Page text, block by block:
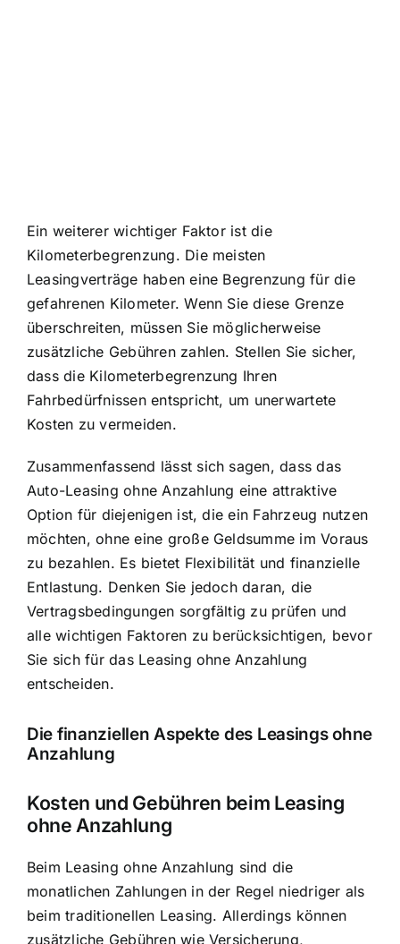
Ein weiterer wichtiger Faktor ist die
Kilometerbegrenzung. Die meisten
Leasingverträge haben eine Begrenzung für die
gefahrenen Kilometer. Wenn Sie diese Grenze
überschreiten, müssen Sie möglicherweise
zusätzliche Gebühren zahlen. Stellen Sie sicher,
dass die Kilometerbegrenzung Ihren
Fahrbedürfnissen entspricht, um unerwartete
Kosten zu vermeiden.
Zusammenfassend lässt sich sagen, dass das
Auto-Leasing ohne Anzahlung eine attraktive
Option für diejenigen ist, die ein Fahrzeug nutzen
möchten, ohne eine große Geldsumme im Voraus
zu bezahlen. Es bietet Flexibilität und finanzielle
Entlastung. Denken Sie jedoch daran, die
Vertragsbedingungen sorgfältig zu prüfen und
alle wichtigen Faktoren zu berücksichtigen, bevor
Sie sich für das Leasing ohne Anzahlung
entscheiden.
Die finanziellen Aspekte des Leasings ohne
Anzahlung
Kosten und Gebühren beim Leasing
ohne Anzahlung
Beim Leasing ohne Anzahlung sind die
monatlichen Zahlungen in der Regel niedriger als
beim traditionellen Leasing. Allerdings können
zusätzliche Gebühren wie Versicherung,